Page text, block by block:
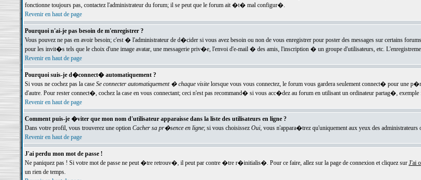
fonctionne toujours pas, contactez l'administrateur du forum; il se peut que le forum ait �t� mal configur�.
Revenir en haut de page
Pourquoi n'ai-je pas besoin de m'enregistrer ?
Vous pouvez ne pas en avoir besoin; c'est � l'administrateur de d�cider si vous avez besoin ou non de vous enregistrer pour poster des messages sur certains
pour les invit�s tels que le choix d'une image avatar, une messagerie priv�e, l'envoi d'e-mail � des amis, l'inscription � un groupe d'utilisateurs, etc.
Revenir en haut de page
Pourquoi suis-je d�connect� automatiquement ?
Si vous ne cochez pas la case Se connecter automatiquement � chaque visitelorsque vous vous connectez, le forum vous gardera seulement connect� pour une
d'autre. Pour rester connect�, cochez la case en vous connectant; ceci n'est pas recommand� si vous acc�dez au forum en utilisant un ordinateur partag�,
Revenir en haut de page
Comment puis-je �viter que mon nom d'utilisateur apparaisse dans la liste des utilisateurs en ligne ?
Dans votre profil, vous trouverez une option Cacher sa pr�sence en ligne; si vous choisissez Oui, vous n'appara�trez qu'uniquement aux yeux des
Revenir en haut de page
J'ai perdu mon mot de passe !
Ne paniquez pas ! Si votre mot de passe ne peut �tre retrouv�, il peut par contre �tre r�initialis�. Pour ce faire, allez sur la page de connexion et cliquez sur J'ai
un rien de temps.